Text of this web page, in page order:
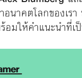
อนาคตโลกของเร
มให้คำแนะนำที่เ